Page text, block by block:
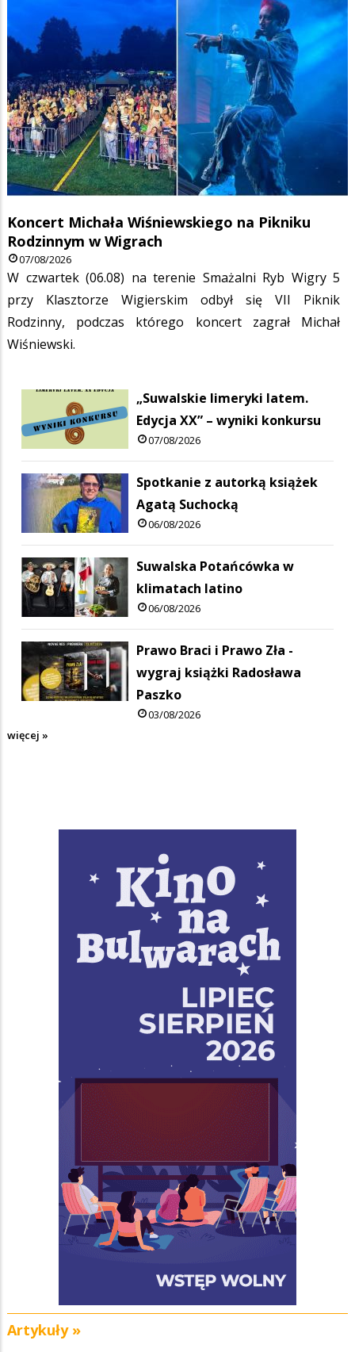
Koncert Michała Wiśniewskiego na Pikniku
Rodzinnym w Wigrach
07/08/2026
W czwartek (06.08) na terenie Smażalni Ryb Wigry 5
przy Klasztorze Wigierskim odbył się VII Piknik
Rodzinny, podczas którego koncert zagrał Michał
Wiśniewski.
„Suwalskie limeryki latem.
Edycja XX” – wyniki konkursu
07/08/2026
Spotkanie z autorką książek
Agatą Suchocką
06/08/2026
Suwalska Potańcówka w
klimatach latino
06/08/2026
Prawo Braci i Prawo Zła -
wygraj książki Radosława
Paszko
03/08/2026
więcej »
Artykuły »